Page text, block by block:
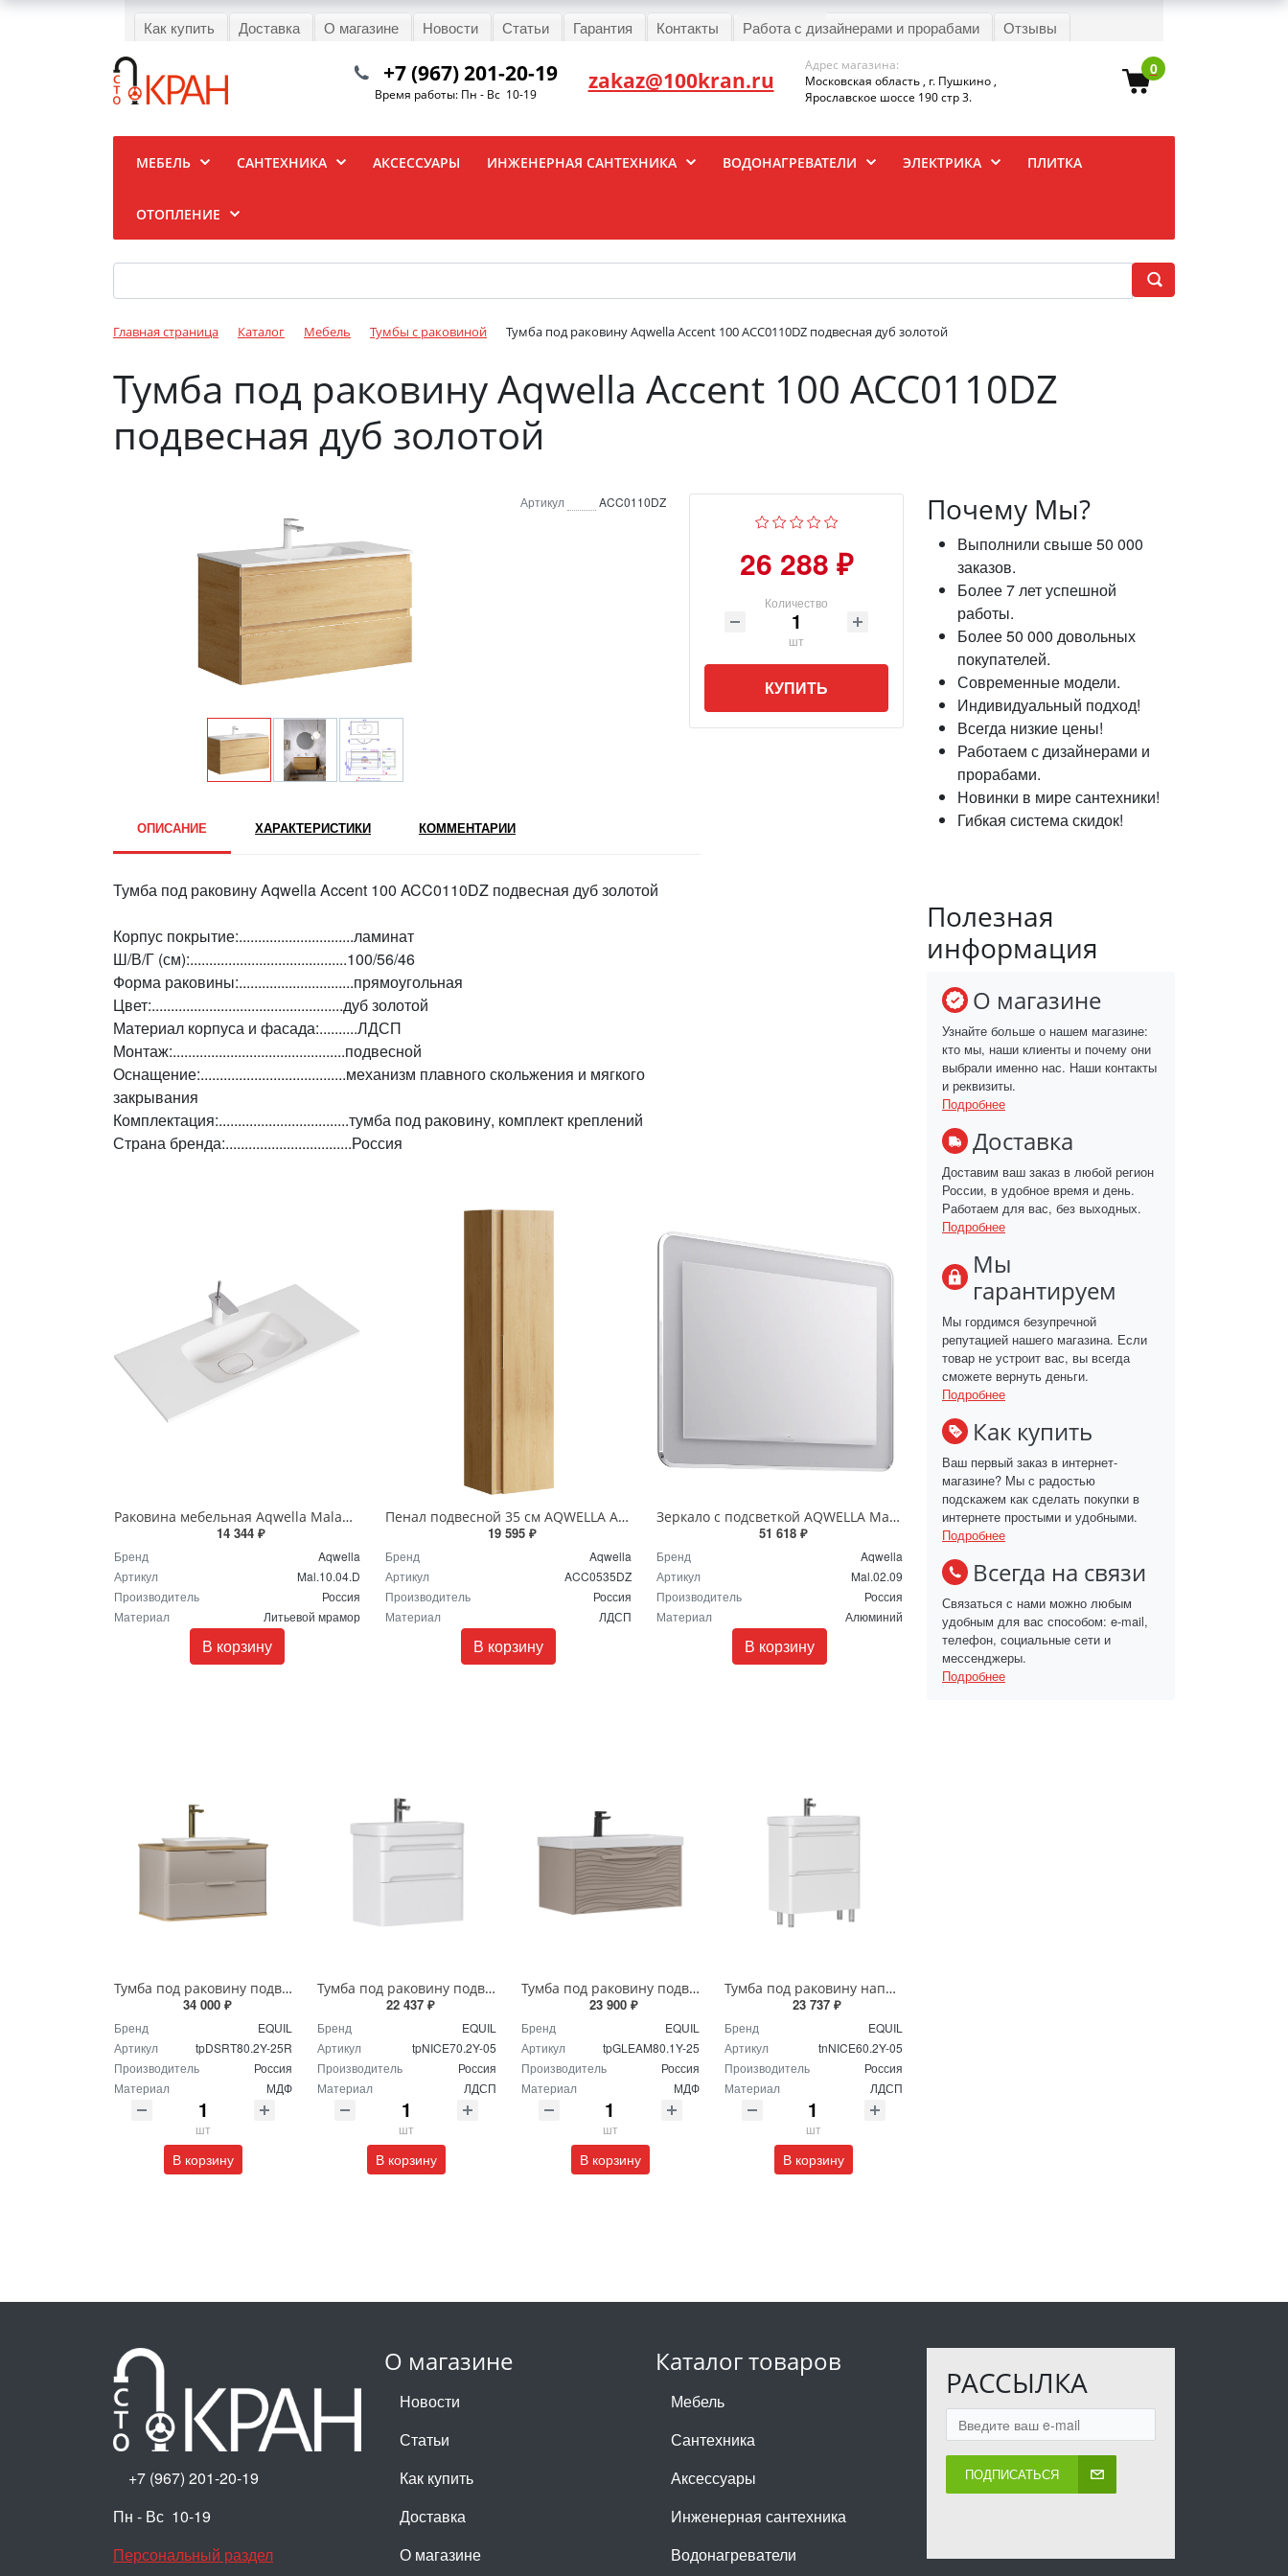
Как купить Доставка О магазине Новости Статьи Гарантия Контакты Работа с дизайнерами и прорабами Отзывы
0
+7 (967) 201-20-19
Время работы: Пн - Вс 10-19 zakaz@100kran.ru
Адрес магазина:
Московская область , г. Пушкино ,
Ярославское шоссе 190 стр 3.
МЕБЕЛЬ САНТЕХНИКА АКСЕССУАРЫ ИНЖЕНЕРНАЯ САНТЕХНИКА ВОДОНАГРЕВАТЕЛИ ЭЛЕКТРИКА ПЛИТКА
ОТОПЛЕНИЕ
Главная страница Каталог Мебель Тумбы с раковиной Тумба под раковину Aqwella Accent 100 ACC0110DZ подвесная дуб золотой
Тумба под раковину Aqwella Accent 100 ACC0110DZ
подвесная дуб золотой
Артикул ACC0110DZ
26 288 ₽
Количество
шт
КУПИТЬ
ОПИСАНИЕ ХАРАКТЕРИСТИКИ КОММЕНТАРИИ
Тумба под раковину Aqwella Accent 100 ACC0110DZ подвесная дуб золотой
Корпус покрытие:..............................ламинат
Ш/В/Г (см):.........................................100/56/46
Форма раковины:..............................прямоугольная
Цвет:..................................................дуб золотой
Материал корпуса и фасада:..........ЛДСП
Монтаж:.............................................подвесной
Оснащение:......................................механизм плавного скольжения и мягкого
закрывания
Комплектация:..................................тумба под раковину, комплект креплений
Страна бренда:.................................Россия
Раковина мебельная Aqwella Malaga 100 Mal.10.04.D белая
14 344 ₽
Бренд
Aqwella
Артикул
Mal.10.04.D
Производитель
Россия
Материал
Литьевой мрамор
В корзину
Пенал подвесной 35 см AQWELLA Accent ACC0535DZ Дуб золотой
19 595 ₽
Бренд
Aqwella
Артикул
ACC0535DZ
Производитель
Россия
Материал
ЛДСП
В корзину
Зеркало с подсветкой AQWELLA Malaga 90 см Mal.02.09 белое
51 618 ₽
Бренд
Aqwella
Артикул
Mal.02.09
Производитель
Россия
Материал
Алюминий
В корзину
Тумба под раковину подвесная EQUIL Десерт 80.2Я/Desert 80.2Y с ручками в цвет амарок tpDSRT80.2Y-25R амарок/дуб
34 000 ₽
Бренд
EQUIL
Артикул
tpDSRT80.2Y-25R
Производитель
Россия
Материал
МДФ
шт
В корзину
Тумба под раковину подвесная EQUIL Найс 70 см tpNICE70.2Y-05 белая
22 437 ₽
Бренд
EQUIL
Артикул
tpNICE70.2Y-05
Производитель
Россия
Материал
ЛДСП
шт
В корзину
Тумба под раковину подвесная EQUIL Глеам 80.1Я/Gleam 80.1Y амарок/дуб вотан tpGLEAM80.1Y-25
23 900 ₽
Бренд
EQUIL
Артикул
tpGLEAM80.1Y-25
Производитель
Россия
Материал
МДФ
шт
В корзину
Тумба под раковину напольная EQUIL Найс 60 см tnNICE60.2Y-05 белая
23 737 ₽
Бренд
EQUIL
Артикул
tnNICE60.2Y-05
Производитель
Россия
Материал
ЛДСП
шт
В корзину
Почему Мы?
Выполнили свыше 50 000
заказов.
Более 7 лет успешной
работы.
Более 50 000 довольных
покупателей.
Современные модели.
Индивидуальный подход!
Всегда низкие цены!
Работаем с дизайнерами и
прорабами.
Новинки в мире сантехники!
Гибкая система скидок!
Полезная
информация
О магазине
Узнайте больше о нашем магазине:
кто мы, наши клиенты и почему они
выбрали именно нас. Наши контакты
и реквизиты.
Подробнее
Доставка
Доставим ваш заказ в любой регион
России, в удобное время и день.
Работаем для вас, без выходных.
Подробнее
Мы
гарантируем
Мы гордимся безупречной
репутацией нашего магазина. Если
товар не устроит вас, вы всегда
сможете вернуть деньги.
Подробнее
Как купить
Ваш первый заказ в интернет-
магазине? Мы с радостью
подскажем как сделать покупки в
интернете простыми и удобными.
Подробнее
Всегда на связи
Связаться с нами можно любым
удобным для вас способом: e-mail,
телефон, социальные сети и
мессенджеры.
Подробнее
О магазине
Новости
Статьи
Как купить
Доставка
О магазине
Каталог товаров
Мебель
Сантехника
Аксессуары
Инженерная сантехника
Водонагреватели
РАССЫЛКА
ПОДПИСАТЬСЯ
+7 (967) 201-20-19
Пн - Вс 10-19
Персональный раздел